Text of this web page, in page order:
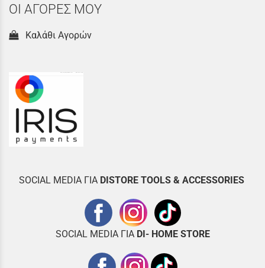
ΟΙ ΑΓΟΡΕΣ ΜΟΥ
Καλάθι Αγορών
SOCIAL MEDIA ΓΙΑ DISTORE TOOLS & ACCESSORIES
SOCIAL MEDIA ΓΙΑ DI- HOME STORE